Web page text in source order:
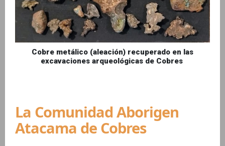
Cobre metálico (aleación) recuperado en las
excavaciones arqueológicas de Cobres
La Comunidad Aborigen
Atacama de Cobres